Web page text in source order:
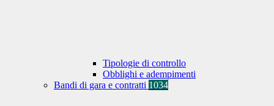
Tipologie di controllo
Obblighi e adempimenti
Bandi di gara e contratti 1034